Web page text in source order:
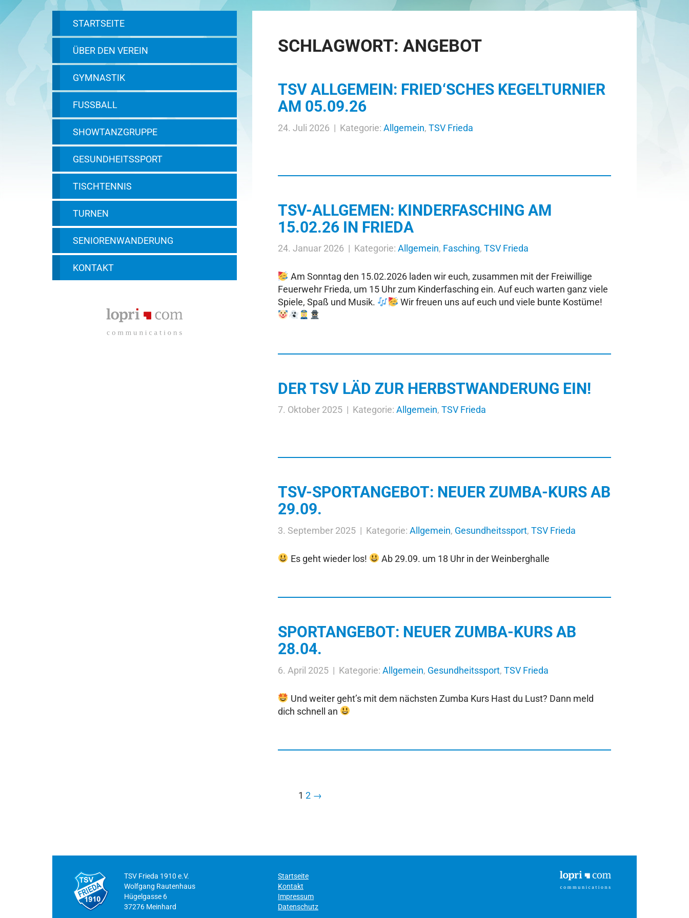
STARTSEITE
ÜBER DEN VEREIN
GYMNASTIK
FUSSBALL
SHOWTANZGRUPPE
GESUNDHEITSSPORT
TISCHTENNIS
TURNEN
SENIORENWANDERUNG
KONTAKT
SCHLAGWORT: ANGEBOT
TSV ALLGEMEIN: FRIED‘SCHES KEGELTURNIER
AM 05.09.26
24. Juli 2026 | Kategorie: Allgemein, TSV Frieda
TSV-ALLGEMEN: KINDERFASCHING AM
15.02.26 IN FRIEDA
24. Januar 2026 | Kategorie: Allgemein, Fasching, TSV Frieda
Am Sonntag den 15.02.2026 laden wir euch, zusammen mit der Freiwillige
Feuerwehr Frieda, um 15 Uhr zum Kinderfasching ein. Auf euch warten ganz viele
Spiele, Spaß und Musik.
Wir freuen uns auf euch und viele bunte Kostüme!
DER TSV LÄD ZUR HERBSTWANDERUNG EIN!
7. Oktober 2025 | Kategorie: Allgemein, TSV Frieda
TSV-SPORTANGEBOT: NEUER ZUMBA-KURS AB
29.09.
3. September 2025 | Kategorie: Allgemein, Gesundheitssport, TSV Frieda
Es geht wieder los! Ab 29.09. um 18 Uhr in der Weinberghalle
SPORTANGEBOT: NEUER ZUMBA-KURS AB
28.04.
6. April 2025 | Kategorie: Allgemein, Gesundheitssport, TSV Frieda
Und weiter geht’s mit dem nächsten Zumba Kurs Hast du Lust? Dann meld
dich schnell an
1 2 →
TSV Frieda 1910 e.V.
Wolfgang Rautenhaus
Hügelgasse 6
37276 Meinhard
Startseite
Kontakt
Impressum
Datenschutz